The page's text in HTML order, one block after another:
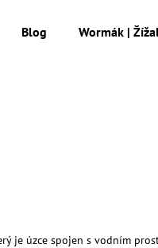
Blog Wormák |
úzce spojen s vodním